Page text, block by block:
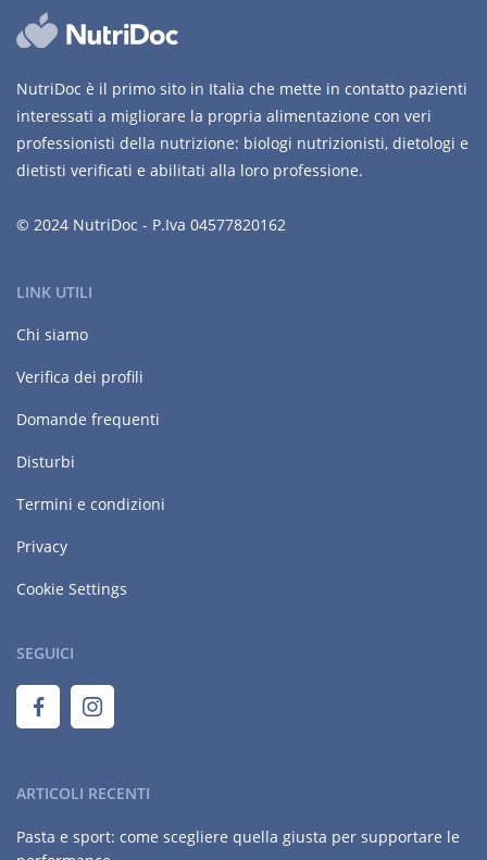
NutriDoc è il primo sito in Italia che mette in contatto pazienti
interessati a migliorare la propria alimentazione con veri
professionisti della nutrizione: biologi nutrizionisti, dietologi e
dietisti verificati e abilitati alla loro professione.
© 2024 NutriDoc - P.Iva 04577820162
LINK UTILI
Chi siamo
Verifica dei profili
Domande frequenti
Disturbi
Termini e condizioni
Privacy
Cookie Settings
SEGUICI
ARTICOLI RECENTI
Pasta e sport: come scegliere quella giusta per supportare le